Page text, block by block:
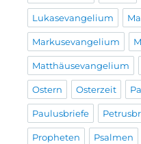
Lukasevangelium
Markusevangelium
Matthäusevangelium
Ostern Osterzeit
Paulusbriefe
Propheten Psalmen